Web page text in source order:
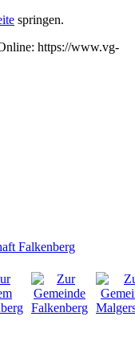
springen.
https://www.vg-